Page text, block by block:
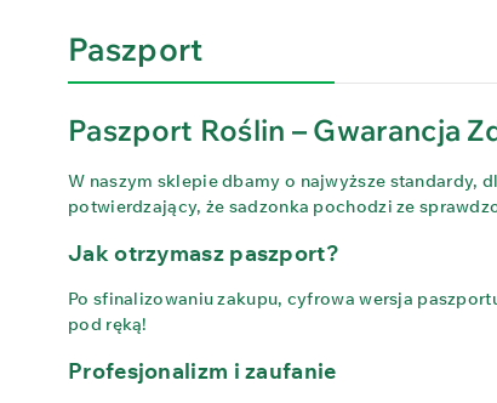
Paszport
Paszport Roślin – Gwarancja
W naszym sklepie dbamy o najwyższe standardy,
potwierdzający, że sadzonka pochodzi ze
Jak otrzymasz paszport?
Po sfinalizowaniu zakupu, cyfrowa wersja
pod ręką!
Profesjonalizm i zaufanie